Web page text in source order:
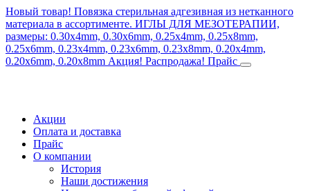
Новый товар! Повязка стерильная адгезивная из нетканного
материала в ассортименте. ИГЛЫ ДЛЯ МЕЗОТЕРАПИИ,
размеры: 0.30x4mm, 0.30x6mm, 0.25x4mm, 0.25x8mm,
0.25x6mm, 0.23x4mm, 0.23x6mm, 0.23x8mm, 0.20x4mm,
0.20x6mm, 0.20x8mm Акция! Распродажа! Прайс
Акции
Оплата и доставка
Прайс
О компании
История
Наши достижения